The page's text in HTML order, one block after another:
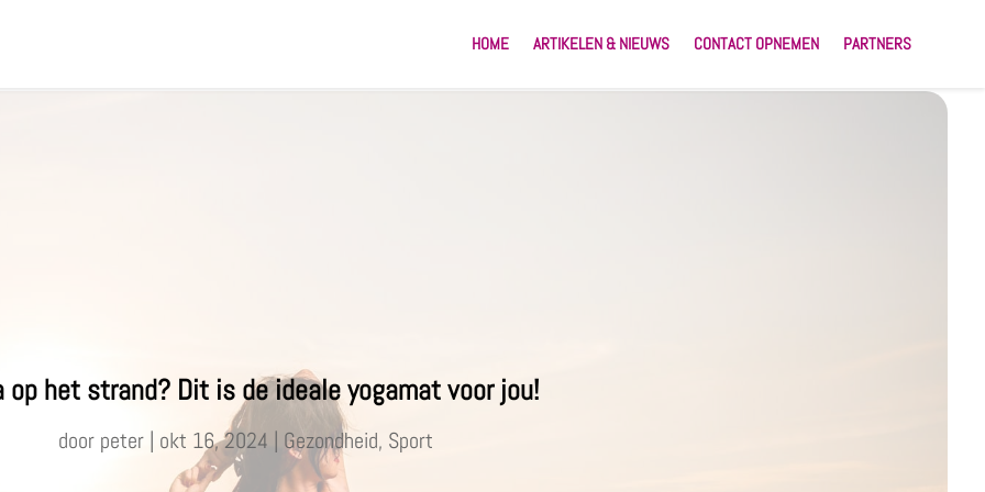
HOME ARTIKELEN & NIEUWS CONTACT OPNEMEN PARTNERS
op het strand? Dit is de ideale yogamat voor jou!
door peter | okt 16, 2024 | Gezondheid, Sport